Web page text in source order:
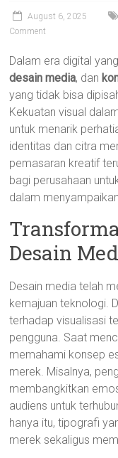
August 6, 2025
Comment
Dalam era digital
desain media, dan
yang tidak bisa
Kekuatan visual
untuk menarik
identitas dan citra
pemasaran kreatif
bagi perusahaan
dalam
Desain
Desain media telah
kemajuan teknologi.
terhadap visualisasi
pengguna. Saat
memahami konsep
merek. Misalnya,
membangkitkan
audiens untuk
hanya itu, tipografi
merek sekaligus